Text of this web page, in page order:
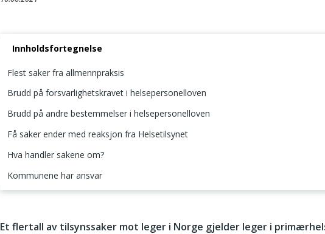
Innholdsfortegnelse
Flest saker fra allmennpraksis
Brudd på forsvarlighetskravet i helsepersonelloven
Brudd på andre bestemmelser i helsepersonelloven
Få saker ender med reaksjon fra Helsetilsynet
Hva handler sakene om?
Kommunene har ansvar
Et flertall av tilsynssaker mot leger i Norge gjelder leger i